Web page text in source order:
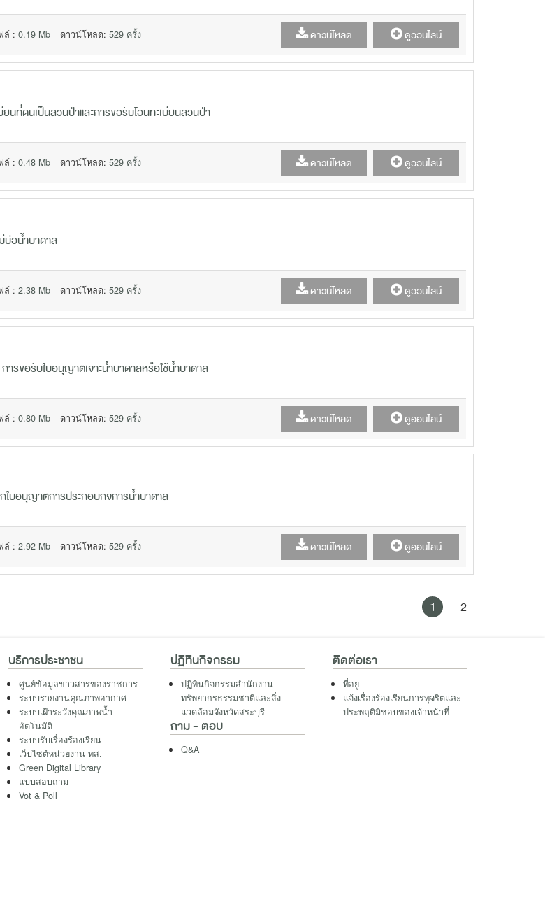
ล์ : 0.19 Mb ดาวน์โหลด: 529 ครั้ง ดาวน์โหลด ดูออนไลน์
ยนที่ดินเป็นสวนป่าและการขอรับโอนทะเบียนสวนป่า
ล์ : 0.48 Mb ดาวน์โหลด: 529 ครั้ง ดาวน์โหลด ดูออนไลน์
อน้ำบาดาล
ล์ : 2.38 Mb ดาวน์โหลด: 529 ครั้ง ดาวน์โหลด ดูออนไลน์
ารขอรับใบอนุญาตเจาะน้ำบาดาลหรือใช้น้ำบาดาล
ล์ : 0.80 Mb ดาวน์โหลด: 529 ครั้ง ดาวน์โหลด ดูออนไลน์
ใบอนุญาตการประกอบกิจการน้ำบาดาล
ล์ : 2.92 Mb ดาวน์โหลด: 529 ครั้ง ดาวน์โหลด ดูออนไลน์
1 2
บริการประชาชน
ศูนย์ข้อมูลข่าวสารของราชการ
ระบบรายงานคุณภาพอากาศ
ระบบเฝ้าระวังคุณภาพน้ำ
อัตโนมัติ
ระบบรับเรื่องร้องเรืยน
เว็บไซต์หน่วยงาน ทส.
Green Digital Library
แบบสอบถาม
Vot & Poll
ปฏิทินกิจกรรม
ปฏิทินกิจกรรมสำนักงาน
ทรัพยากรธรรมชาติและสิ่ง
แวดล้อมจังหวัดสระบุรี
ติดต่อเรา
ที่อยู่
แจ้งเรื่องร้องเรียนการทุจริตและ
ประพฤติมิชอบของเจ้าหน้าที่
ถาม - ตอบ
Q&A